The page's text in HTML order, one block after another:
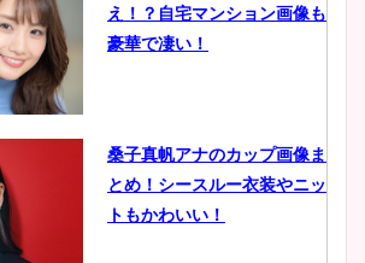
鈴木唯の太ってた時の体重が
ヤバすぎww原因や痩せたダ
豊島実季アナのカップ画像ま
とめ！美脚や水着姿に年齢も
え！？自宅マンション画像も
豪華で凄い！
桑子真帆アナのカップ画像ま
とめ！シースルー衣装やニッ
トもかわいい！